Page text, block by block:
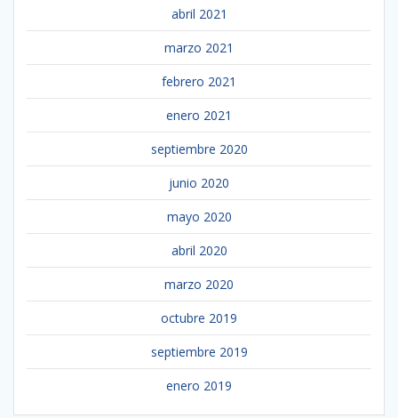
abril 2021
marzo 2021
febrero 2021
enero 2021
septiembre 2020
junio 2020
mayo 2020
abril 2020
marzo 2020
octubre 2019
septiembre 2019
enero 2019